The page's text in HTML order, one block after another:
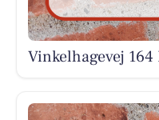
Vinkelhagevej